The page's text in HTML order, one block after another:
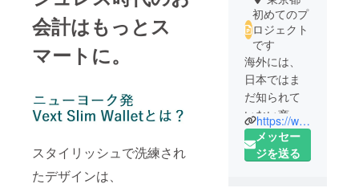
会計はもっとス
マートに。
スタイリッシュで洗練され
たデザインは、
初めてのプ
ロジェクト
です
海外には、
日本ではま
だ知られて
いない商品
がたくさん
存在しま
https://world-wide-ak.com/
メッセー
ジを送る